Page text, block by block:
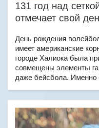
131 год над
отмечает свой
День рождения
имеет американские
городе Халиока была
совмещены элементы
даже бейсбола. Именно